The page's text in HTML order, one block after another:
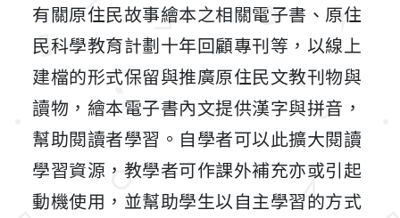
有關原住民故事繪本之相關電子書、原住
民科學教育計劃十年回顧專刊等，以線上
建檔的形式保留與推廣原住民文教刊物與
讀物，繪本電子書內文提供漢字與拼音，
幫助閱讀者學習。自學者可以此擴大閱讀
學習資源，教學者可作課外補充亦或引起
動機使用，並幫助學生以自主學習的方式